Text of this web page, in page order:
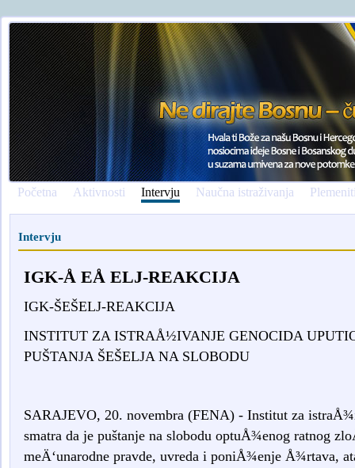
Početna Aktivnosti Intervju Naučna istraživanja
Intervju
IGK-Å EÅ ELJ-REAKCIJA
IGK-ŠEŠELJ-REAKCIJA
INSTITUT ZA ISTRAÅ½IVANJE GENOCIDA
PUŠTANJA ŠEŠELJA NA SLOBODU
SARAJEVO, 20. novembra (FENA) - Institut za
smatra da je puštanje na slobodu optuÅ¾enog ratnog
meÄ‘unarodne pravde, uvreda i poniÅ¾enje Å¾rtava,